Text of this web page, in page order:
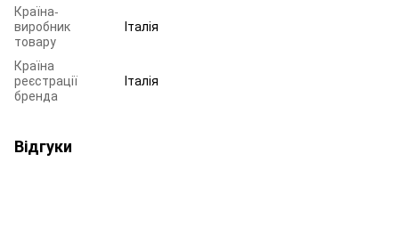
Країна-
виробник
товару
Італія
Країна
реєстрації
бренда
Італія
Відгуки